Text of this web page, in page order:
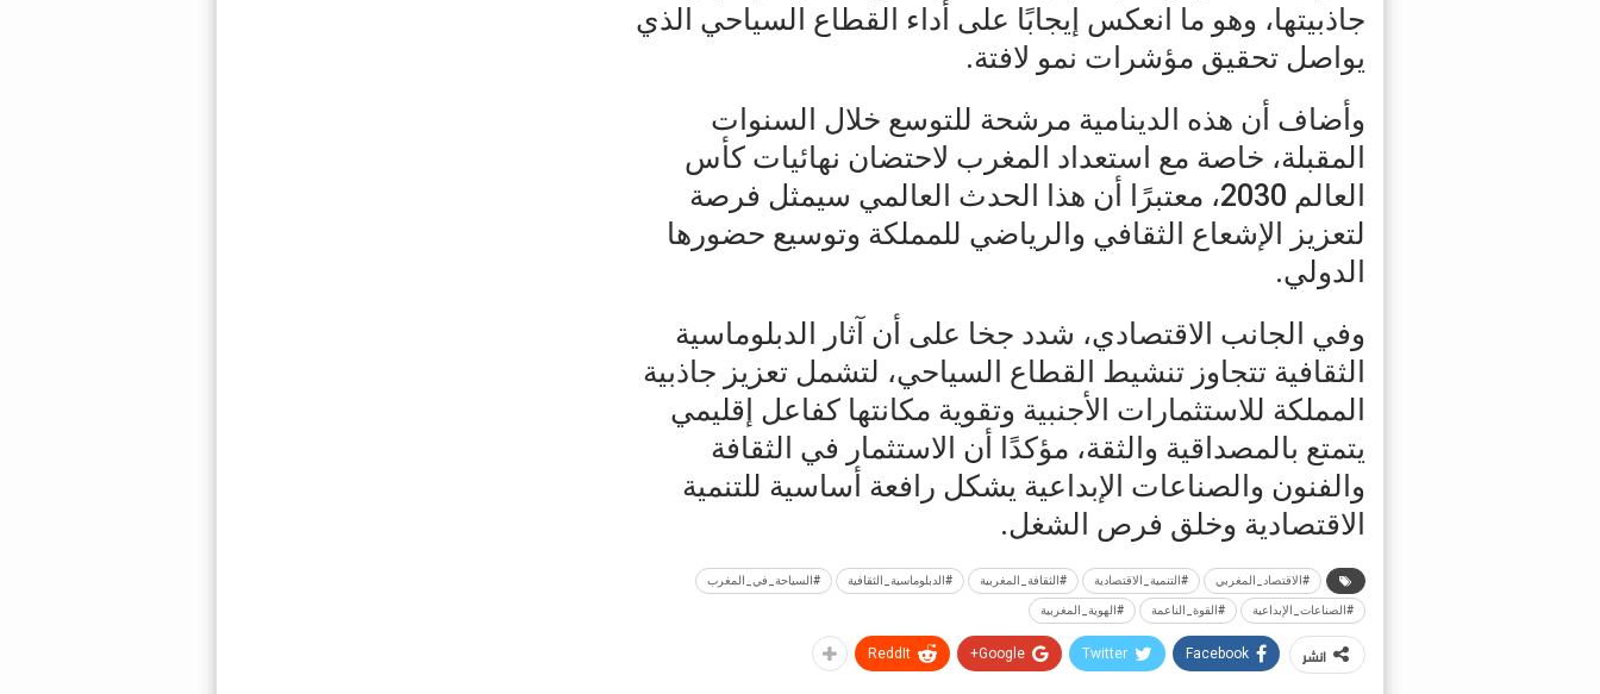
جاذبيتها، وهو ما انعكس إيجابًا على أداء القطاع السياحي الذي
يواصل تحقيق مؤشرات نمو لافتة.
وأضاف أن هذه الدينامية مرشحة للتوسع خلال السنوات
المقبلة، خاصة مع استعداد المغرب لاحتضان نهائيات كأس
العالم 2030، معتبرًا أن هذا الحدث العالمي سيمثل فرصة
لتعزيز الإشعاع الثقافي والرياضي للمملكة وتوسيع حضورها
الدولي.
وفي الجانب الاقتصادي، شدد جخا على أن آثار الدبلوماسية
الثقافية تتجاوز تنشيط القطاع السياحي، لتشمل تعزيز جاذبية
المملكة للاستثمارات الأجنبية وتقوية مكانتها كفاعل إقليمي
يتمتع بالمصداقية والثقة، مؤكدًا أن الاستثمار في الثقافة
والفنون والصناعات الإبداعية يشكل رافعة أساسية للتنمية
الاقتصادية وخلق فرص الشغل.
#الاقتصاد_المغربي #التنمية_الاقتصادية #الثقافة_المغربية #الدبلوماسية_الثقافية #السياحة_في_المغرب
#الصناعات_الإبداعية #القوة_الناعمة #الهوية_المغربية
انشر Facebook
Twitter
Google+
ReddIt